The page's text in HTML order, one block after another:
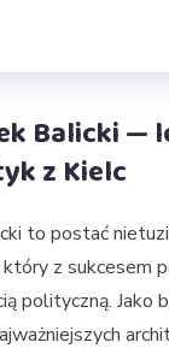
Balicki —
z Kielc
to postać
z sukcesem
polityczną. Jako